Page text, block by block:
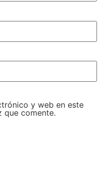
y web en este
que comente.